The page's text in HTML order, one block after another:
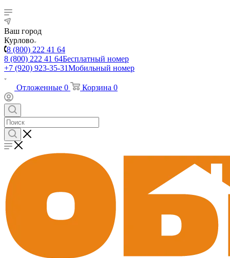
Ваш город
Курлово
8 (800) 222 41 64
8 (800) 222 41 64Бесплатный номер
+7 (920) 923-35-31Мобильный номер
Отложенные 0 Корзина 0